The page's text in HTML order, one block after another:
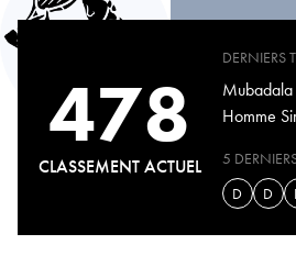
478
CLASSEMENT ACTUEL
DERNIERS
Homme
5
D
D